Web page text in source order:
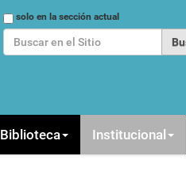
Buscarsolo en la sección actual
Biblioteca Institucional